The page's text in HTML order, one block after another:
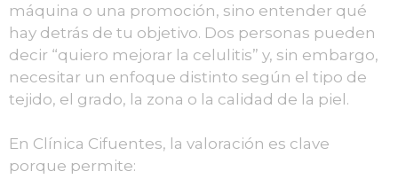
máquina o una promoción, sino entender qué
hay detrás de tu objetivo. Dos personas pueden
decir “quiero mejorar la celulitis” y, sin embargo,
necesitar un enfoque distinto según el tipo de
tejido, el grado, la zona o la calidad de la piel.
En Clínica Cifuentes, la valoración es clave
porque permite: